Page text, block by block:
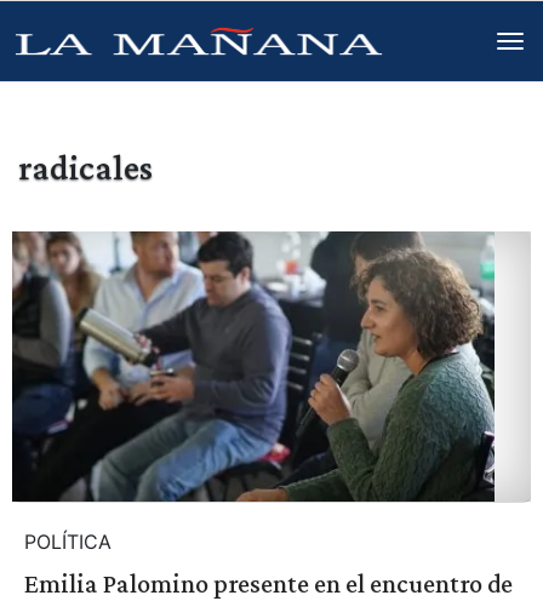
radicales
POLÍTICA
Emilia Palomino presente en el encuentro de